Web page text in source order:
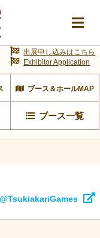
ブース＆ホールMAP
ブース一覧
出展申し込みはこちら
Exhibitor Application
@TsukiakariGames